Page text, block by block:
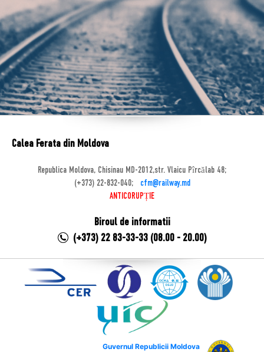
Calea Ferata din Moldova
Republica Moldova, Chisinau MD-2012,str. Vlaicu Pîrcălab 48;
(+373) 22-832-040;
cfm@railway.md
ANTICORUPȚIE
Biroul de informatii
(+373) 22 83-33-33 (08.00 - 20.00)
Guvernul Republicii Moldova